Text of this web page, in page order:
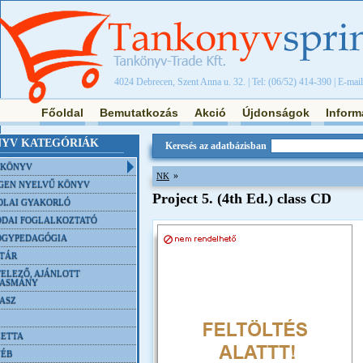
4024 Debrecen, Szent Anna u. 32. | Tel: (06/52) 414-390 | E-
Főoldal Bemutatkozás Akció Újdonságok
KATEGÓRIÁK
NYELVŰ KÖNYV
GYAKORLÓ
FOGLALKOZTATÓ
AJÁNLOTT
Keresés az adatbázisban
NK »
Project 5. (4th Ed.) class CD